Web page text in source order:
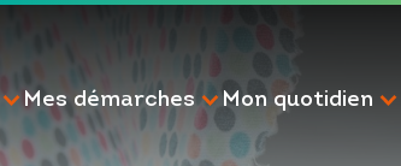
Mes démarches Mon quotidien